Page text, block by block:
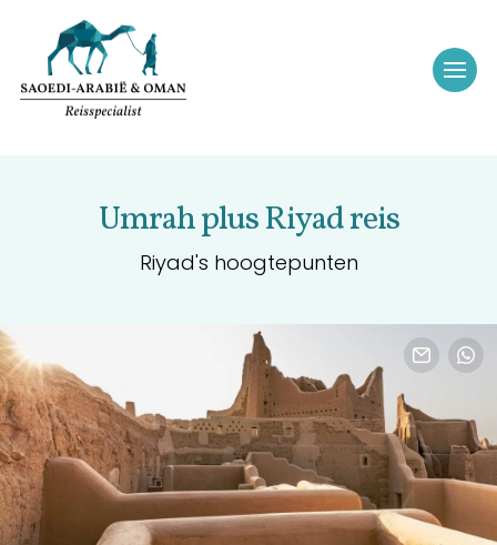
Umrah plus Riyad reis
Riyad's hoogtepunten